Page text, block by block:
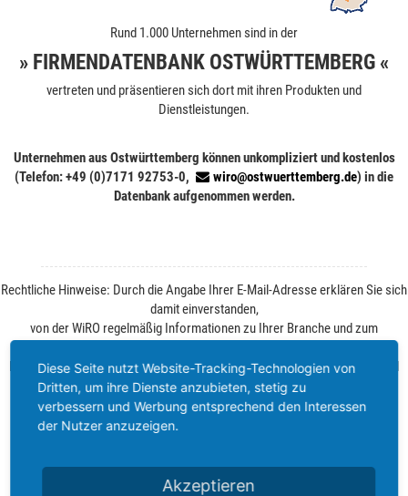
Rund 1.000 Unternehmen sind in der
» FIRMENDATENBANK OSTWÜRTTEMBERG «
vertreten und präsentieren sich dort mit ihren Produkten und
Dienstleistungen.
Unternehmen aus Ostwürttemberg können unkompliziert und kostenlos
(Telefon: +49 (0)7171 92753-0,
wiro@ostwuerttemberg.de) in die
Datenbank aufgenommen werden.
Rechtliche Hinweise: Durch die Angabe Ihrer E-Mail-Adresse erklären Sie sich
damit einverstanden,
von der WiRO regelmäßig Informationen zu Ihrer Branche und zum
Ihre Einwilligung können Sie jederzeit ohne Angabe von Gründen per E-Mail
widerrufen. Weitere Informationen finden Sie unterDatenschutz
Technology
Diese Seite nutzt Website-Tracking-Technologien von
Dritten, um ihre Dienste anzubieten, stetig zu
verbessern und Werbung entsprechend den Interessen
der Nutzer anzuzeigen.
Akzeptieren